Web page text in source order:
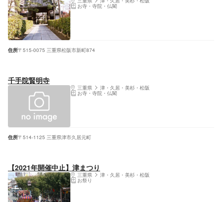
お寺・寺院・仏閣
住所〒515-0075 三重県松阪市新町874
千手院賢明寺
三重県 津・久居・美杉・松阪
お寺・寺院・仏閣
住所〒514-1125 三重県津市久居元町
【2021年開催中止】津まつり
三重県 津・久居・美杉・松阪
お祭り